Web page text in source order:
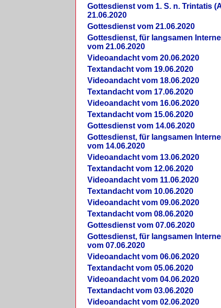
Gottesdienst vom 1. S. n. Trintatis
21.06.2020
Gottesdienst vom 21.06.2020
Gottesdienst, für langsamen
vom 21.06.2020
Videoandacht vom 20.06.2020
Textandacht vom 19.06.2020
Videoandacht vom 18.06.2020
Textandacht vom 17.06.2020
Videoandacht vom 16.06.2020
Textandacht vom 15.06.2020
Gottesdienst vom 14.06.2020
Gottesdienst, für langsamen
vom 14.06.2020
Videoandacht vom 13.06.2020
Textandacht vom 12.06.2020
Videoandacht vom 11.06.2020
Textandacht vom 10.06.2020
Videoandacht vom 09.06.2020
Textandacht vom 08.06.2020
Gottesdienst vom 07.06.2020
Gottesdienst, für langsamen
vom 07.06.2020
Videoandacht vom 06.06.2020
Textandacht vom 05.06.2020
Videoandacht vom 04.06.2020
Textandacht vom 03.06.2020
Videoandacht vom 02.06.2020